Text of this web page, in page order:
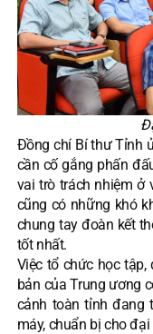
Đồng chí Bí thư Tỉnh
cần cố gắng phấn
vai trò trách nhiệm ở
cũng có những khó
chung tay đoàn kết
tốt nhất.
Việc tổ chức học tập,
bản của Trung ương
cảnh toàn tỉnh đang
máy, chuẩn bị cho